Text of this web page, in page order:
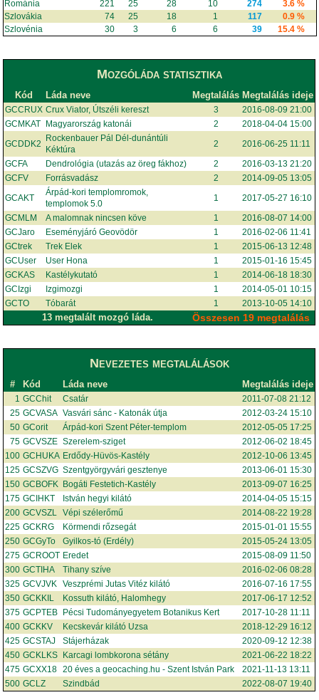
Románia 221 25 28 10 274
3.6 %
Szlovákia
74 25 18 1 117
0.9 %
Szlovénia
30 3 6 6 39 15.4 %
Mozgóláda statisztika
Kód Láda neve Megtalálás Megtalálás ideje
GCCRUX Crux Viator, Útszéli kereszt 3
2016-08-09 21:00
GCMKAT Magyarország katonái 2
2018-04-04 15:00
GCDDK2
Rockenbauer Pál Dél-dunántúli
Kéktúra
2
2016-06-25 11:11
GCFA
Dendrológia (utazás az öreg fákhoz) 2
2016-03-13 21:20
GCFV
Forrásvadász 2
2014-09-05 13:05
GCAKT
Árpád-kori templomromok,
templomok 5.0
1
2017-05-27 16:10
GCMLM
A malomnak nincsen köve 1
2016-08-07 14:00
GCJaro
Eseményjáró Geovödör 1
2016-02-06 11:41
GCtrek
Trek Elek 1
2015-06-13 12:48
GCUser
User Hona 1
2015-01-16 15:45
GCKAS
Kastélykutató 1
2014-06-18 18:30
GCIzgi
Izgimozgi 1
2014-05-01 10:15
GCTO
Tóbarát 1 2013-10-05 14:10
13 megtalált mozgó láda. Összesen 19 megtalálás
Nevezetes megtalálások
# Kód Láda neve Megtalálás ideje
1 GCChit Csatár
2011-07-08 21:12
25 GCVASA Vasvári sánc - Katonák útja
2012-03-24 15:10
50 GCorit Árpád-kori Szent Péter-templom
2012-05-05 17:25
75 GCVSZE Szerelem-sziget
2012-06-02 18:45
100 GCHUKA Erdődy-Hüvös-Kastély
2012-10-06 13:45
125 GCSZVG Szentgyörgyvári gesztenye
2013-06-01 15:30
150 GCBOFK Bogáti Festetich-Kastély
2013-09-07 16:25
175 GCIHKT István hegyi kilátó
2014-04-05 15:15
200 GCVSZL Vépi szélerőmű
2014-08-22 19:28
225 GCKRG Körmendi rőzsegát
2015-01-01 15:55
250 GCGyTo Gyilkos-tó (Erdély)
2015-05-24 13:05
275 GCROOT Eredet
2015-08-09 11:50
300 GCTIHA Tihany szíve
2016-02-06 08:28
325 GCVJVK Veszprémi Jutas Vitéz kilátó
2016-07-16 17:55
350 GCKKIL Kossuth kilátó, Halomhegy
2017-06-17 12:52
375 GCPTEB Pécsi Tudományegyetem Botanikus Kert
2017-10-28 11:11
400 GCKKV Kecskevár kilátó Uzsa
2018-12-29 16:12
425 GCSTAJ Stájerházak
2020-09-12 12:38
450 GCKLKS Karcagi lombkorona sétány
2021-06-22 18:22
475 GCXX18 20 éves a geocaching.hu - Szent István Park
2021-11-13 13:11
500 GCLZ Szindbád 2022-08-07 19:40